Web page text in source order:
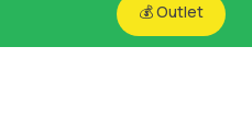
💰 Outlet